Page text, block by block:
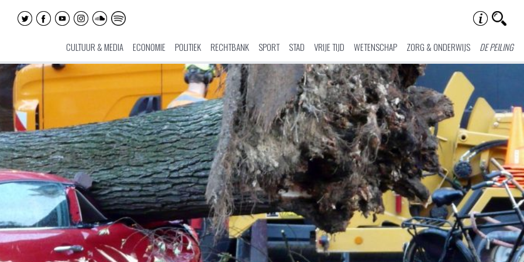
CULTUUR & MEDIA ECONOMIE POLITIEK RECHTBANK SPORT STAD VRIJE TIJD WETENSCHAP ZORG & ONDERWIJS DE PEILING